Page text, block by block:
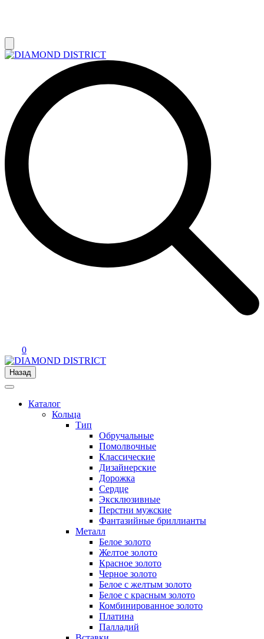
0
Назад
Каталог
Кольца
Тип
Обручальные
Помолвочные
Классические
Дизайнерские
Дорожка
Сердце
Эксклюзивные
Перстни мужские
Фантазийные бриллианты
Металл
Белое золото
Желтое золото
Красное золото
Черное золото
Белое с желтым золото
Белое с красным золото
Комбинированное золото
Платина
Палладий